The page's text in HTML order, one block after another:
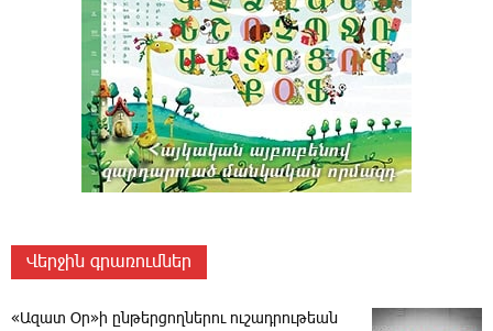
Վերջին գրառումներ
«Ազատ Օր»ի ընթերցողներու ուշադրութեան